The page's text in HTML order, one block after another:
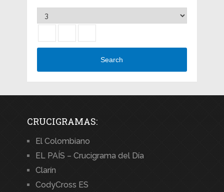
Search
CRUCIGRAMAS:
El Colombiano
EL PAÍS – Crucigrama del Día
Clarín
CodyCross ES